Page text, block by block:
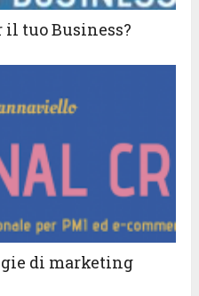
tuo Business?
di marketing